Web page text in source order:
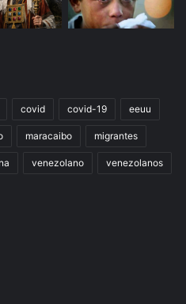
covid covid-19 eeuu
maracaibo migrantes
venezolano venezolanos